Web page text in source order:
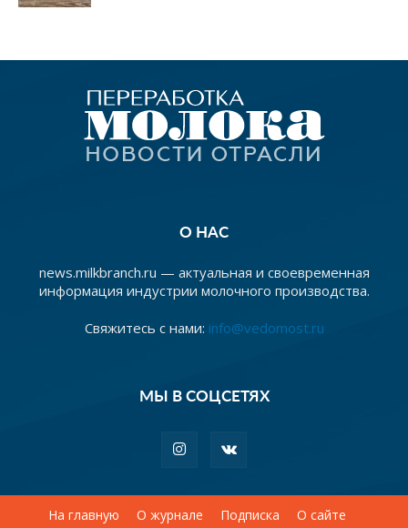
О НАС
news.milkbranch.ru — актуальная и своевременная
информация индустрии молочного производства.
Свяжитесь с нами: info@vedomost.ru
МЫ В СОЦСЕТЯХ
На главную О журнале Подписка
О сайте